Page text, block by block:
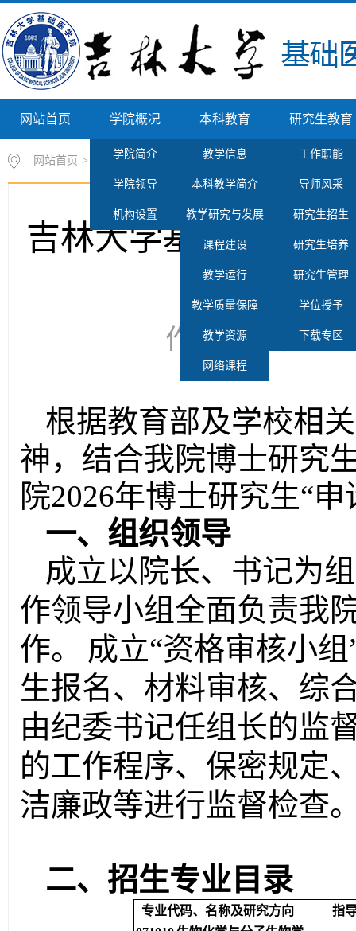
网站首页 学院概况
学院简介
学院领导
机构设置
本科教育
教学信息
本科教学简介
教学研究与发展
课程建设
教学运行
教学质量保障
教学资源
网络课程
研究生教育
工作职能
导师风采
研究生招生
研究生培养
研究生管理
学位授予
下载专区
网站首页 > 研究生教育 研究生招生 > 正文
吉林大学基础医学院
制”
作者： 时间：
根据教育部及学校相
神， 结合我院博士研究
院2026年博士研究生“
一、组织领导
成立以院长、书记为
作领导小组全面负责我
作。
成立“资格审核小
生报名、材料审核、综
由纪委书记任组长的监
的工作程序、保密规定
洁廉政等进行监督检查
二、招生专业目录
专业代码、名称及研究方向
指